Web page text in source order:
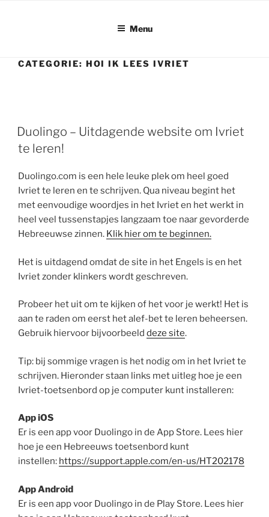
Menu
CATEGORIE: HOI IK LEES IVRIET
Duolingo – Uitdagende website om Ivriet
te leren!
Duolingo.com is een hele leuke plek om heel goed
Ivriet te leren en te schrijven. Qua niveau begint het
met eenvoudige woordjes in het Ivriet en het werkt in
heel veel tussenstapjes langzaam toe naar gevorderde
Hebreeuwse zinnen. Klik hier om te beginnen.
Het is uitdagend omdat de site in het Engels is en het
Ivriet zonder klinkers wordt geschreven.
Probeer het uit om te kijken of het voor je werkt! Het is
aan te raden om eerst het alef-bet te leren beheersen.
Gebruik hiervoor bijvoorbeeld deze site.
Tip: bij sommige vragen is het nodig om in het Ivriet te
schrijven. Hieronder staan links met uitleg hoe je een
Ivriet-toetsenbord op je computer kunt installeren:
App iOS
Er is een app voor Duolingo in de App Store. Lees hier
hoe je een Hebreeuws toetsenbord kunt
instellen: https://support.apple.com/en-us/HT202178
App Android
Er is een app voor Duolingo in de Play Store. Lees hier